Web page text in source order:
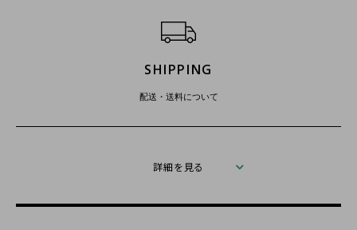
SHIPPING
配送・送料について
詳細を見る